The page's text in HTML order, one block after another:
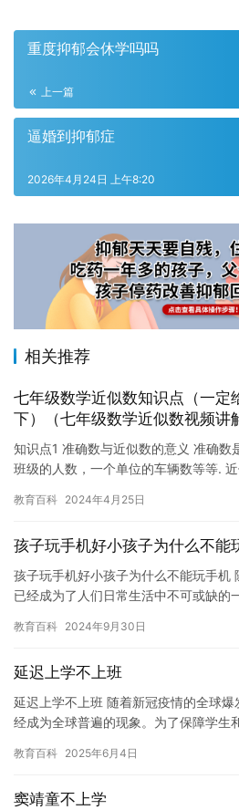
重度抑郁会休学吗吗
上一篇
逼婚到抑郁症
2026年4月24日 上午8:20
相关推荐
七年级数学近似数知识点（一定
下）（七年级数学近似数视频讲
知识点1 准确数与近似数的意义 准确数
班级的人数，一个单位的车辆数等等.
教育百科 2024年4月25日
孩子玩手机好小孩子为什么不能
孩子玩手机好小孩子为什么不能玩手机
已经成为了人们日常生活中不可或缺的
他们…
教育百科 2024年9月30日
延迟上学不上班
延迟上学不上班 随着新冠疫情的全球
经成为全球普遍的现象。为了保障学生
一些…
教育百科 2025年6月4日
窦靖童不上学